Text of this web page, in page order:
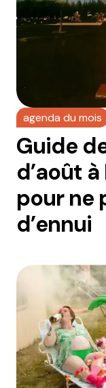
agenda du mois
Guide
d’août
pour ne
d’ennui